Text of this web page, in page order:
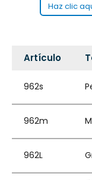
Haz clic
Artículo
962s
962m
962L